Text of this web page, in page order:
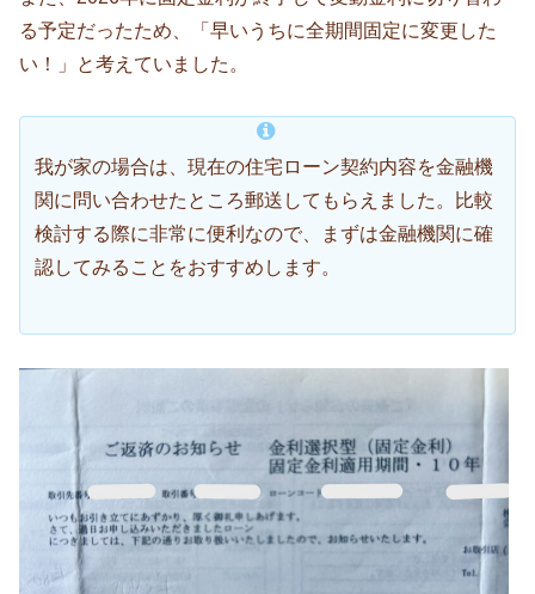
る予定だったため、「早いうちに全期間固定に変更した
い！」と考えていました。
我が家の場合は、現在の住宅ローン契約内容を金融機
関に問い合わせたところ郵送してもらえました。比較
検討する際に非常に便利なので、まずは金融機関に確
認してみることをおすすめします。